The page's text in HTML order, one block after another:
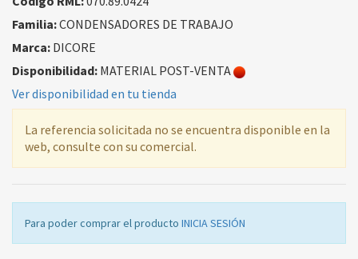
Familia:CONDENSADORES DE TRABAJO
Marca: DICORE
Disponibilidad: MATERIAL POST-VENTA
Ver disponibilidad en tu tienda
La referencia solicitada no se encuentra disponible en la
web, consulte con su comercial.
Para poder comprar el producto INICIA SESIÓN